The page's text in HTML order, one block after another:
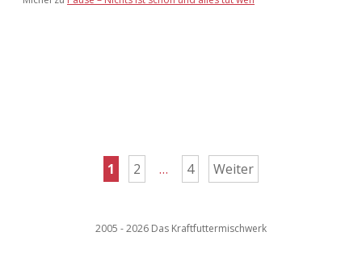
Seitennummerierung
Beiträge
1 2 … 4 Weiter
2005 - 2026 Das Kraftfuttermischwerk